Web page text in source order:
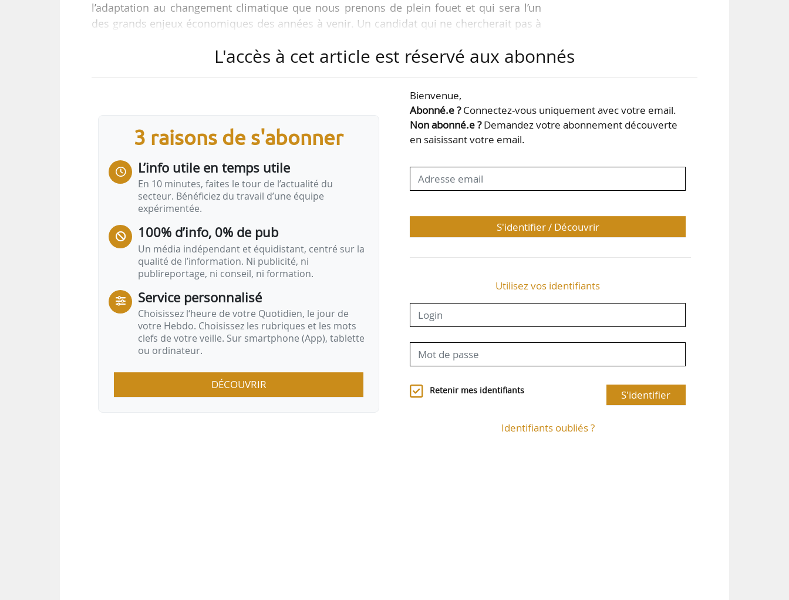
l’adaptation au changement climatique que nous prenons de plein fouet et qui sera l’un
des grands enjeux économiques des années à venir. Un candidat qui ne chercherait pas à
contre les effets du réchauffement climatique, contre les canicules, et donc à garantir le
L'accès à cet article est réservé aux abonnés
3 raisons de s'abonner
L’info utile en temps utile
En 10 minutes, faites le tour de l’actualité du
secteur. Bénéficiez du travail d’une équipe
expérimentée.
100% d’info, 0% de pub
Un média indépendant et équidistant, centré sur la
qualité de l’information. Ni publicité, ni
publireportage, ni conseil, ni formation.
Service personnalisé
Choisissez l‘heure de votre Quotidien, le jour de
votre Hebdo. Choisissez les rubriques et les mots
clefs de votre veille. Sur smartphone (App), tablette
ou ordinateur.
DÉCOUVRIR
Bienvenue,
Abonné.e ?Connectez-vous uniquement avec votre email.
Non abonné.e ?Demandez votre abonnement découverte
en saisissant votre email.
S'identifier / Découvrir
Utilisez vos identifiants
Retenir mes identifiants S'identifier
Identifiants oubliés ?